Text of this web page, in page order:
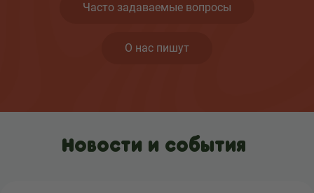
Часто задаваемые вопросы
О нас пишут
Новости и события